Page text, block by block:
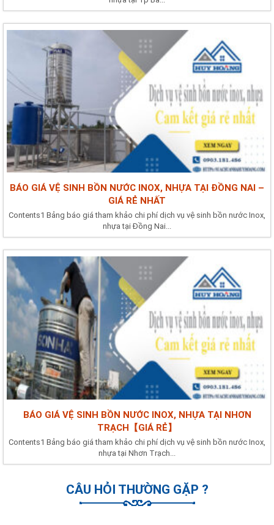
BÁO GIÁ VỆ SINH BỒN NƯỚC INOX, NHỰA TẠI ĐỒNG NAI –
GIÁ RẺ NHẤT
Contents1 Bảng báo giá tham khảo chi phí dịch vụ vệ sinh bồn nước Inox,
nhựa tại Đồng Nai...
BÁO GIÁ VỆ SINH BỒN NƯỚC INOX, NHỰA TẠI NHƠN
TRẠCH【GIÁ RẺ】
Contents1 Bảng báo giá tham khảo chi phí dịch vụ vệ sinh bồn nước Inox,
nhựa tại Nhơn Trạch...
CÂU HỎI THƯỜNG GẶP ?